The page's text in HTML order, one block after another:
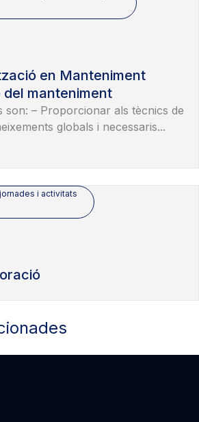
en Manteniment
del manteniment
son: – Proporcionar als tècnics de
globals i necessaris...
jornades i activitats